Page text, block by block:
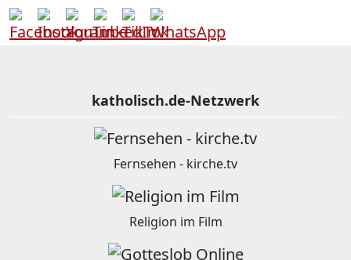
katholisch.de-Netzwerk
Fernsehen - kirche.tv
Religion im Film